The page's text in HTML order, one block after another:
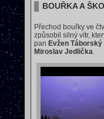
BOUŘKA A
Přechod bouřky ve
způsobil silný vítr,
pan Evžen Táborský
Miroslav Jedlička